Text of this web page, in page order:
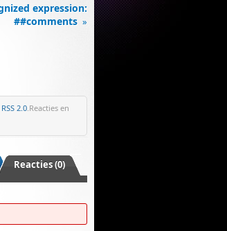
expression:
##comments »
RSS 2.0.Reacties en
Reacties (0)